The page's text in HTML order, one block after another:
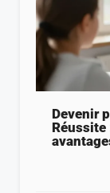
Devenir